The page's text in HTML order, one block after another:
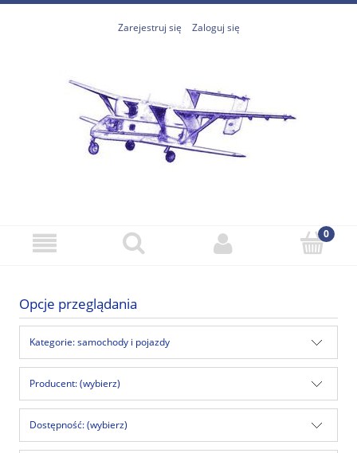
Zarejestruj się Zaloguj się
Opcje przeglądania
Kategorie: samochody i pojazdy
Producent: (wybierz)
Dostępność: (wybierz)